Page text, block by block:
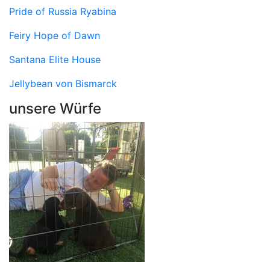
Pride of Russia Ryabina
Feiry Hope of Dawn
Santana Elite House
Jellybean von Bismarck
unsere Würfe